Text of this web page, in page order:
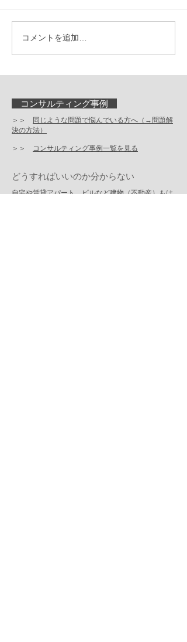
コメントを追加…
コンサルティング事例
＞＞
同じような問題で悩んでいる方へ（→問題解
決の方法）
＞＞ コンサルティング事例一覧を見る
どうすればいいのか分からない
自宅や賃貸アパート、ビルなど建物（不動産）もは